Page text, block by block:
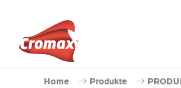
Home Produkte